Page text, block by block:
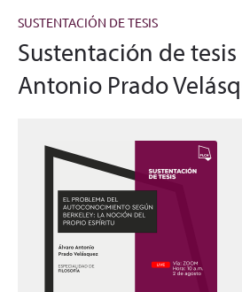
SUSTENTACIÓN DE TESIS
Sustentación de
Antonio Prado